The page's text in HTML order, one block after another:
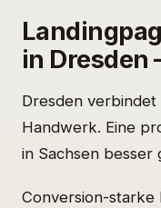
in Dresden
Dresden verbindet
Handwerk. Eine
in Sachsen
Conversion-starke